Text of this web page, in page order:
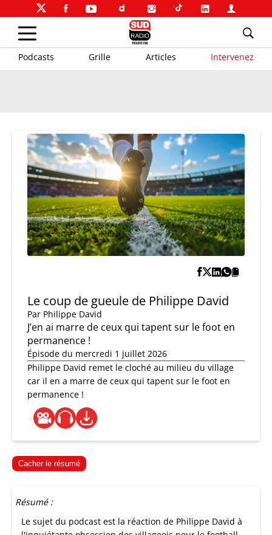
Podcasts Grille Articles Intervenez
Le coup de gueule de Philippe David
Par Philippe David
J’en ai marre de ceux qui tapent sur le foot en
permanence !
Épisode du mercredi 1 juillet 2026
Philippe David remet le cloché au milieu du village
car il en a marre de ceux qui tapent sur le foot en
permanence !
Cacher le résumé
Résumé :
Le sujet du podcast est la réaction de Philippe David à